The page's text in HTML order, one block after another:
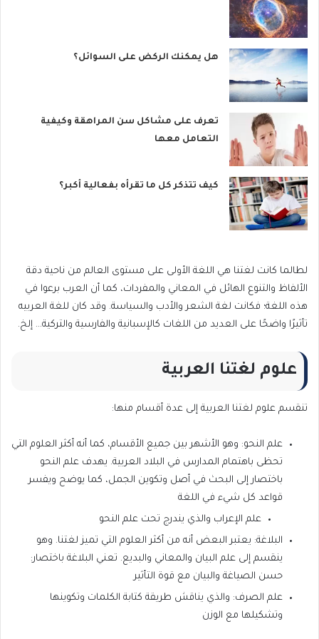
هل يمكنك الركض على السوائل؟
تعرف على مشاكل سن المراهقة وكيفية
التعامل معها
كيف تتذكر كل ما تقرأه بفعالية أكبر؟
لطالما كانت لغتنا هي اللغة الأولى على مستوى العالم من ناحية دقة
الألفاظ والتنوع الهائل في المعاني والمفردات، كما أن العرب برعوا في
هذه اللغة؛ فكانت لغة الشعر والأدب والسياسة. وقد كان للغة العربيه
تأثيرًا واضحًا على العديد من اللغات كالإسبانية والفارسية والتركية… إلخ.
علوم لغتنا العربية
تنقسم علوم لغتنا العربية إلى عدة أقسام منها:
علم النحو: وهو الأشهر بين جميع الأقسام، كما أنه أكثر العلوم التي
تحظى باهتمام المدارس في البلاد العربية. يهدف علم النحو
باختصار إلى البحث في أصل وتكوين الجمل، كما يوضح ويفسر
قواعد كل شيء في اللغة
علم الإعراب والذي يندرج تحت علم النحو
البلاغة: يعتبر البعض أنه من أكثر العلوم التي تميز لغتنا. وهو
ينقسم إلى علم البيان والمعاني والبديع. تعني البلاغة باختصار:
حسن الصياغة والبيان مع قوة التأثير
علم الصرف: والذي يناقش طريقة كتابة الكلمات وتكوينها
وتشكيلها مع الوزن